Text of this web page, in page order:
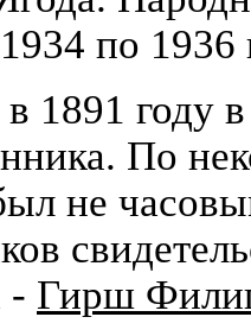
по 1936
в 1891 году
По
не
- Гирш